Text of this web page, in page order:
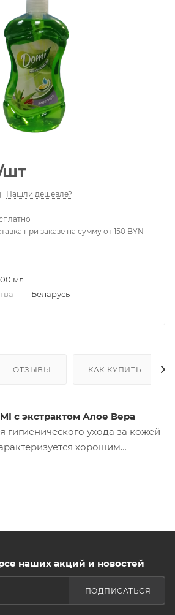
Нашли дешевле?
при заказе на сумму от 150 BYN
мл
— Беларусь
ОТЗЫВЫ КАК КУПИТЬ
с экстрактом Алое Вера
гигиенического ухода за кожей
хорошим
смесь 5-хлор-2-метилизо-
2-метил-азотиазол-3(2Н)-она,
наших акций и новостей
ПОДПИСАТЬСЯ